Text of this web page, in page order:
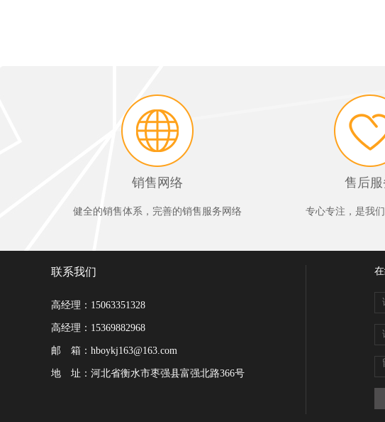
销售网络
健全的销售体系，完善的销售服务网络
售后服
专心专注，是我
联系我们
高经理：15063351328
高经理：15369882968
邮 箱：hboykj163@163.com
地 址：河北省衡水市枣强县富强北路366号